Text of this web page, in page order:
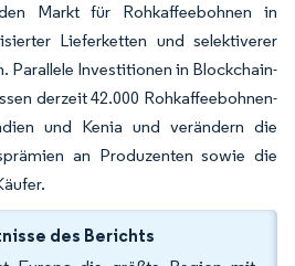
Markt für Rohkaffeebohnen in
Lieferketten und selektiverer
Parallele Investitionen in Blockchain-
derzeit 42.000 Rohkaffeebohnen-
und Kenia und verändern die
an Produzenten sowie die
des Berichts